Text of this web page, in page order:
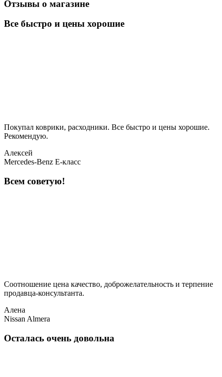
Отзывы о магазине
Все быстро и цены хорошие
Покупал коврики, расходники. Все быстро и цены хорошие.
Рекомендую.
Алексей
Mercedes-Benz E-класс
Всем советую!
Соотношение цена качество, доброжелательность и терпение
продавца-консультанта.
Алена
Nissan Almera
Осталась очень довольна